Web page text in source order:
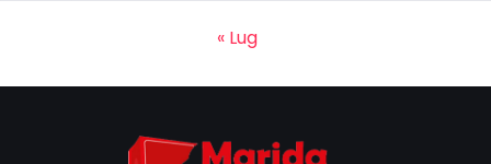
« Lug